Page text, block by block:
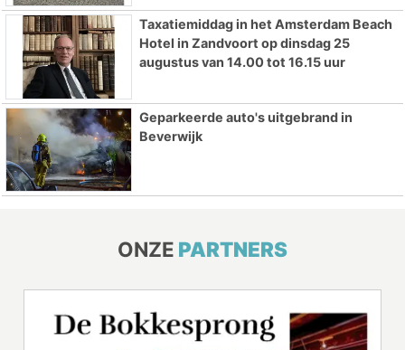
Taxatiemiddag in het Amsterdam Beach
Hotel in Zandvoort op dinsdag 25
augustus van 14.00 tot 16.15 uur
Geparkeerde auto's uitgebrand in
Beverwijk
ONZE PARTNERS